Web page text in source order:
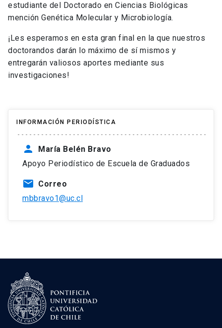
estudiante del Doctorado en Ciencias Biológicas
mención Genética Molecular y Microbiología.
¡Les esperamos en esta gran final en la que nuestros
doctorandos darán lo máximo de sí mismos y
entregarán valiosos aportes mediante sus
investigaciones!
INFORMACIÓN PERIODÍSTICA
person
María Belén Bravo
Apoyo Periodístico de Escuela de Graduados
mail Correo
mbbravo1@uc.cl